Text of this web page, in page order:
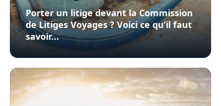
Porter un litige devant la Commission
de Litiges Voyages ? Voici ce qu’il faut
savoir…